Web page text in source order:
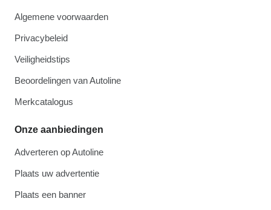
Algemene voorwaarden
Privacybeleid
Veiligheidstips
Beoordelingen van Autoline
Merkcatalogus
Onze aanbiedingen
Adverteren op Autoline
Plaats uw advertentie
Plaats een banner